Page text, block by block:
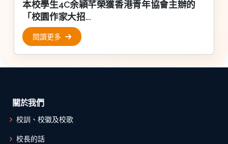
本校學生4C余穎芊榮獲香港青年協會主辦的
「校園作家大招...
閱讀更多
關於我們
校訓、校徽及校歌
校長的話